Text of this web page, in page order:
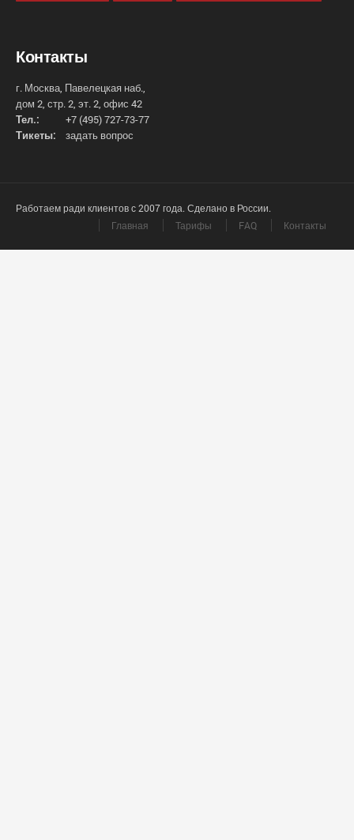
Контакты
г. Москва, Павелецкая наб.,
дом 2, стр. 2, эт. 2, офис 42
Тел.:
+7 (495) 727-73-77
Тикеты:
задать вопрос
Работаем ради клиентов с 2007 года. Сделано в России.
Главная
Тарифы FAQ Контакты